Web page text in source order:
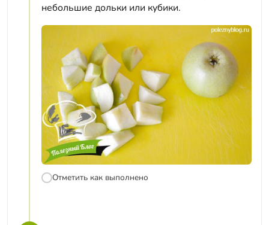
небольшие дольки или кубики.
Отметить как выполнено